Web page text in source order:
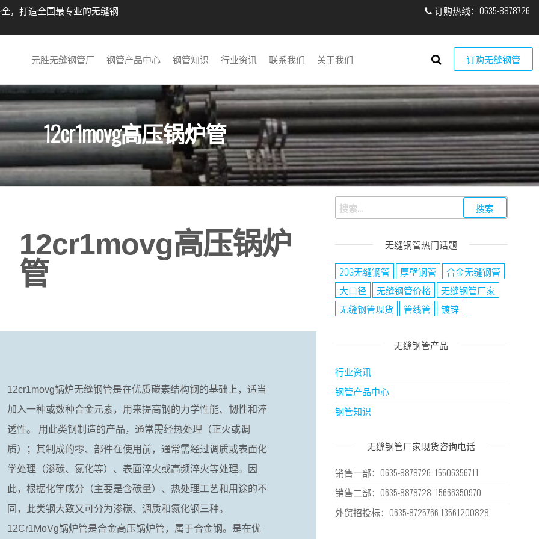
，打造全国最专业的无缝钢 订购热线：0635-8878726
订购无缝钢管
元胜无缝钢管厂 钢管产品中心 钢管知识 行业资讯 联系我们 关于我们
12cr1movg高压锅炉管
12cr1movg高压锅炉
管
12cr1movg锅炉无缝钢管是在优质碳素结构钢的基础上，适当
加入一种或数种合金元素，用来提高钢的力学性能、韧性和淬
透性。 用此类钢制造的产品，通常需经热处理（正火或调
质）；其制成的零、部件在使用前，通常需经过调质或表面化
学处理（渗碳、氮化等）、表面淬火或高频淬火等处理。因
此，根据化学成分（主要是含碳量）、热处理工艺和用途的不
同，此类钢大致又可分为渗碳、调质和氮化钢三种。
12Cr1MoVg锅炉管是合金高压锅炉管，属于合金钢。是在优
无缝钢管热门话题
20G无缝钢管 厚壁钢管
合金无缝钢管
大口径
无缝钢管价格
无缝钢管厂家
无缝钢管现货
管线管 镀锌
无缝钢管产品
行业资讯
钢管产品中心
钢管知识
无缝钢管厂家现货咨询电话
销售一部：0635-8878726 15506356711
销售二部：0635-8878728 15666350970
外贸招投标：0635-8725766 13561200828